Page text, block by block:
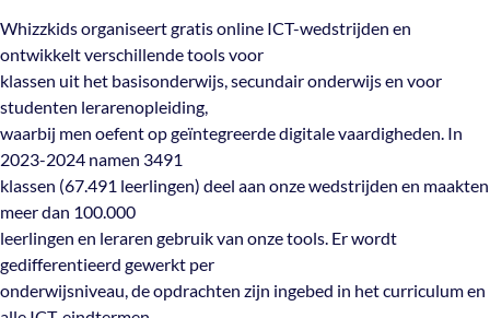
Whizzkids organiseert gratis online ICT-wedstrijden en
ontwikkelt verschillende tools voor
klassen uit het basisonderwijs, secundair onderwijs en voor
studenten lerarenopleiding,
waarbij men oefent op geïntegreerde digitale vaardigheden. In
2023-2024 namen 3491
klassen (67.491 leerlingen) deel aan onze wedstrijden en maakten
meer dan 100.000
leerlingen en leraren gebruik van onze tools. Er wordt
gedifferentieerd gewerkt per
onderwijsniveau, de opdrachten zijn ingebed in het curriculum en